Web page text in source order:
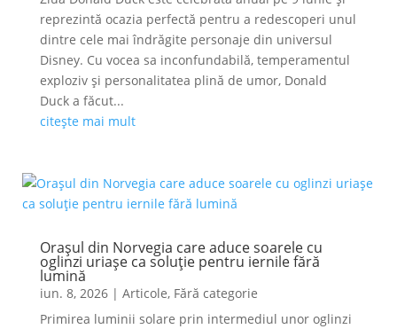
reprezintă ocazia perfectă pentru a redescoperi unul
dintre cele mai îndrăgite personaje din universul
Disney. Cu vocea sa inconfundabilă, temperamentul
exploziv și personalitatea plină de umor, Donald
Duck a făcut...
citește mai mult
Orașul din Norvegia care aduce soarele cu
oglinzi uriașe ca soluție pentru iernile fără
lumină
iun. 8, 2026| Articole, Fără categorie
Primirea luminii solare prin intermediul unor oglinzi